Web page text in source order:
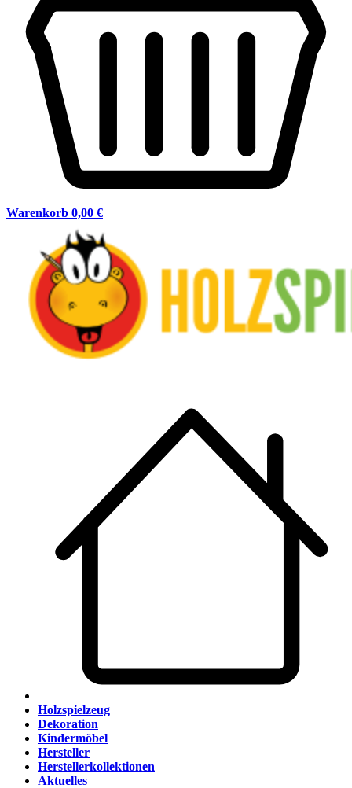
Warenkorb 0,00 €
Holzspielzeug
Dekoration
Kindermöbel
Hersteller
Herstellerkollektionen
Aktuelles